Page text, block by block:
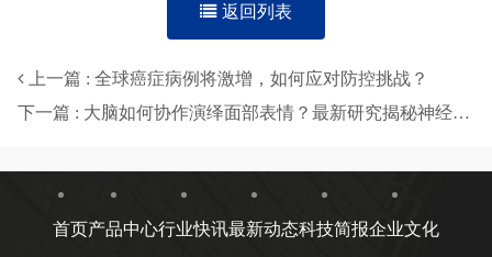
返回列表
上一篇 : 全球癌症病例将激增，如何应对防控挑战？
下一篇 : 大脑如何协作演绎面部表情？最新研究揭秘神经网络机制
首页产品中心行业快讯最新动态科技简报企业文化